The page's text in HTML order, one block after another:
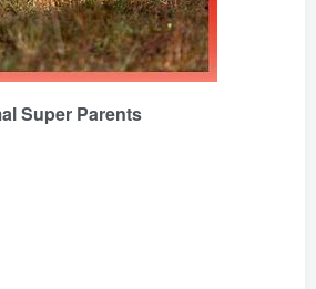
Super Parents